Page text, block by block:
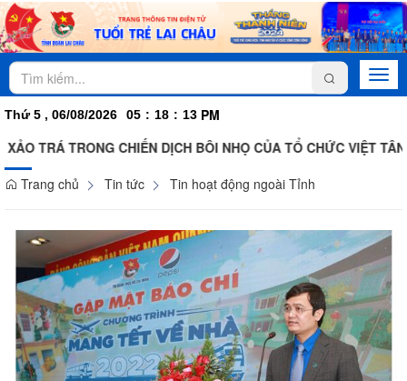
Thứ 5 , 06/08/2026 05 : 18 : 14 PM
TRÁ TRONG CHIẾN DỊCH BÔI NHỌ CỦA TỔ CHỨC VIỆT TÂN
Trang chủ
Tin tức Tin hoạt động ngoài Tỉnh